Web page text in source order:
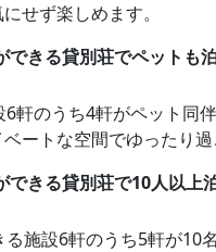
せず楽しめます。
できる貸別荘でペットも
軒のうち4軒がペット同伴
ートな空間でゆったり過
できる貸別荘で10人以上
る施設6軒のうち5軒が10